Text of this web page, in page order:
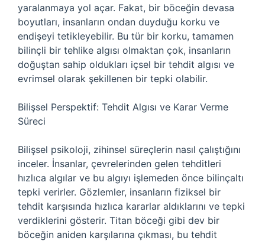
yaralanmaya yol açar. Fakat, bir böceğin devasa
boyutları, insanların ondan duyduğu korku ve
endişeyi tetikleyebilir. Bu tür bir korku, tamamen
bilinçli bir tehlike algısı olmaktan çok, insanların
doğuştan sahip oldukları içsel bir tehdit algısı ve
evrimsel olarak şekillenen bir tepki olabilir.
Bilişsel Perspektif: Tehdit Algısı ve Karar Verme
Süreci
Bilişsel psikoloji, zihinsel süreçlerin nasıl çalıştığını
inceler. İnsanlar, çevrelerinden gelen tehditleri
hızlıca algılar ve bu algıyı işlemeden önce bilinçaltı
tepki verirler. Gözlemler, insanların fiziksel bir
tehdit karşısında hızlıca kararlar aldıklarını ve tepki
verdiklerini gösterir. Titan böceği gibi dev bir
böceğin aniden karşılarına çıkması, bu tehdit